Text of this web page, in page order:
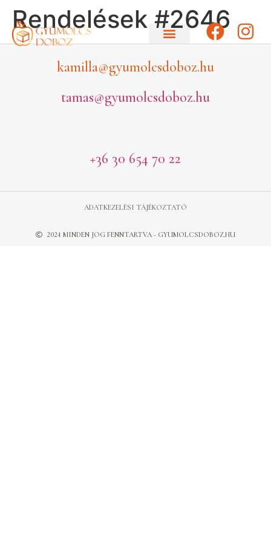
Rendelések #2646
kamilla@gyumolcsdoboz.hu
tamas@gyumolcsdoboz.hu
+36 30 654 70 22
2024 MINDEN JOG FENNTARTVA - GYUMOLCSDOBOZ.HU
ADATKEZELÉSI TÁJÉKOZTATÓ